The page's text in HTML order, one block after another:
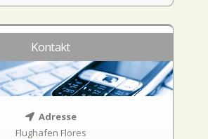
Kontakt
Adresse
Flughafen Flores